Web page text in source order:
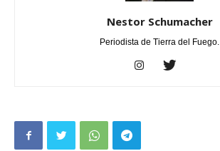
Nestor Schumacher
Periodista de Tierra del Fuego.